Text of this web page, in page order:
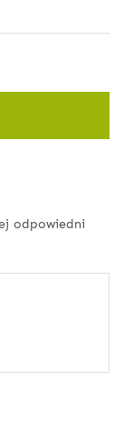
odpowiedni